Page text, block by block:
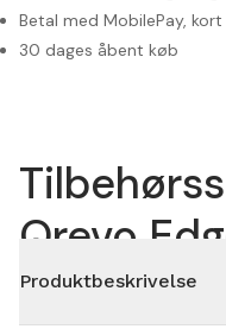
Betal med MobilePay,
30 dages åbent køb
Qrevo
Produktbeskrivelse